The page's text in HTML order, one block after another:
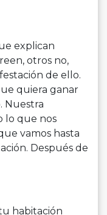
explican
otros no,
de ello.
quiera ganar
Nuestra
lo que nos
vamos hasta
Después de
habitación